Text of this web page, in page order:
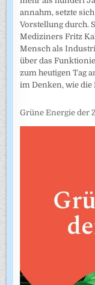
annahm, setzte
Vorstellung durch.
Mediziners Fritz
Mensch als
über das
zum heutigen Tag
im Denken, wie
Grüne Energie der